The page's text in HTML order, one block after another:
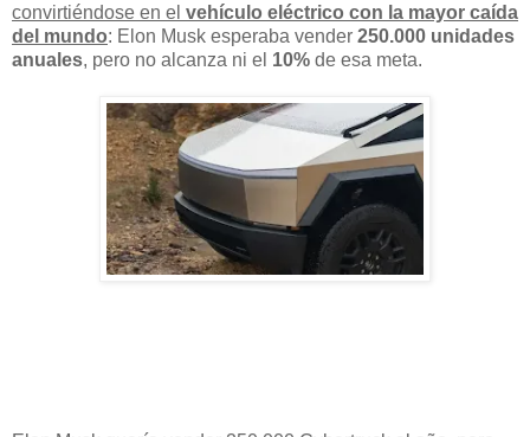
convirtiéndose en el vehículo eléctrico con la mayor caída
del mundo: Elon Musk esperaba vender 250.000 unidades
anuales, pero no alcanza ni el 10% de esa meta.